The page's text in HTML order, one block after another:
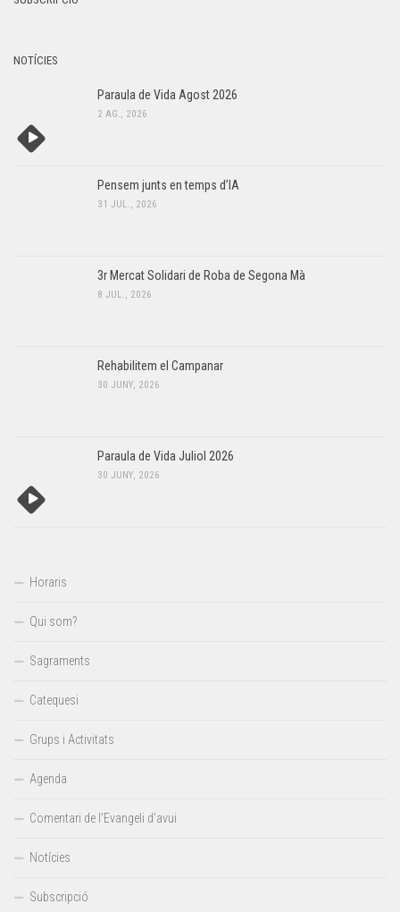
NOTÍCIES
Paraula de Vida Agost 2026
2 AG., 2026
Pensem junts en temps d’IA
31 JUL., 2026
3r Mercat Solidari de Roba de Segona Mà
8 JUL., 2026
Rehabilitem el Campanar
30 JUNY, 2026
Paraula de Vida Juliol 2026
30 JUNY, 2026
Horaris
Qui som?
Sagraments
Catequesi
Grups i Activitats
Agenda
Comentari de l’Evangeli d’avui
Notícies
Subscripció